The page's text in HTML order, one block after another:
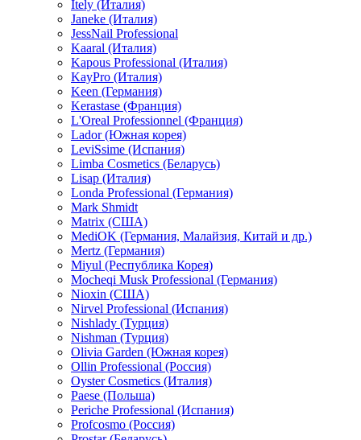
Itely (Италия)
Janeke (Италия)
JessNail Professional
Kaaral (Италия)
Kapous Professional (Италия)
KayPro (Италия)
Keen (Германия)
Kerastase (Франция)
L'Oreal Professionnel (Франция)
Lador (Южная корея)
LeviSsime (Испания)
Limba Cosmetics (Беларусь)
Lisap (Италия)
Londa Professional (Германия)
Mark Shmidt
Matrix (США)
MediOK (Германия, Малайзия, Китай и др.)
Mertz (Германия)
Miyul (Республика Корея)
Mocheqi Musk Professional (Германия)
Nioxin (США)
Nirvel Professional (Испания)
Nishlady (Турция)
Nishman (Турция)
Olivia Garden (Южная корея)
Ollin Professional (Россия)
Oyster Cosmetics (Италия)
Paese (Польша)
Periche Professional (Испания)
Profcosmo (Россия)